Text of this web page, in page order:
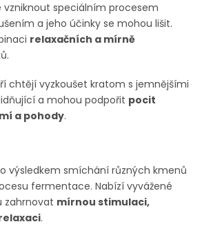
vzniknout speciálním procesem
a jeho účinky se mohou lišit.
relaxačních a mírně
chtějí vyzkoušet kratom s jemnějšími
a mohou podpořit pocit
a pohody.
výsledkem smíchání různých kmenů
fermentace. Nabízí vyvážené
zahrnovat mírnou stimulaci,
.